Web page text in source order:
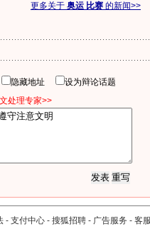
更多关于 奥运 比赛 的新闻>>
隐藏地址
设为辩论话题
处理专家>>
- 支付中心 - 搜狐招聘 - 广告服务 - 客